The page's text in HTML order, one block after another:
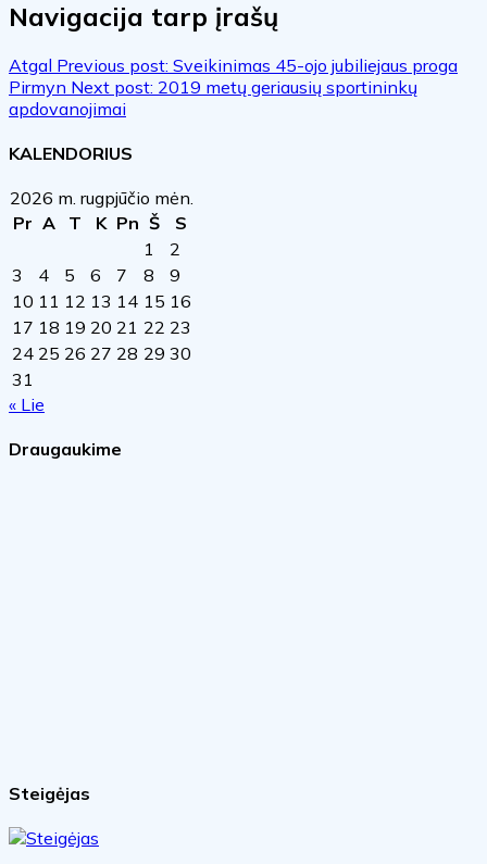
Navigacija tarp įrašų
Atgal Previous post: Sveikinimas 45-ojo jubiliejaus proga
Pirmyn Next post: 2019 metų geriausių sportininkų
apdovanojimai
KALENDORIUS
2026 m. rugpjūčio mėn.
Pr A T K Pn Š
S
1
2
3
4 5 6 7 8
9
10 11 12 13 14 15 16
17 18 19 20 21 22 23
24 25 26 27 28 29 30
31
« Lie
Draugaukime
Steigėjas